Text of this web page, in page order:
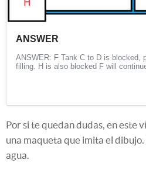
Por si te quedan dudas, en este
una maqueta que imita el
agua.